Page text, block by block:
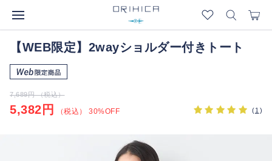
【WEB限定】2wayショルダー付きトート
7,689円 （税込）
5,382円 （税込） 30%OFF (1 )